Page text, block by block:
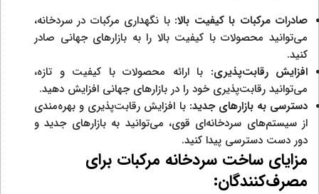
صادرات مرکبات با کیفیت بالا: با نگهداری مرکبات در سردخانه،
می‌توانید محصولات با کیفیت بالا را به بازارهای جهانی صادر
کنید.
افزایش رقابتپذیری: با ارائه محصولات با کیفیت و تازه،
می‌توانید رقابت‌پذیری خود را در بازارهای جهانی افزایش دهید.
دسترسی به بازارهای جدید: با افزایش رقابت‌پذیری و بهره‌مندی
از سیستم‌های سردخانه‌ای قوی، می‌توانید به بازارهای جدید و
دور دست دسترسی پیدا کنید.
مزایای ساخت سردخانه مرکبات برای
مصرف‌کنندگان: